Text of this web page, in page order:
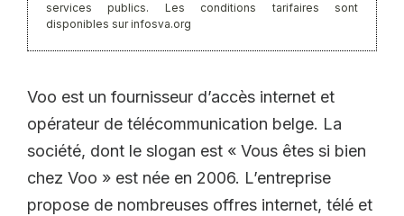
services publics. Les conditions tarifaires sont
disponibles sur infosva.org
Voo est un fournisseur d’accès internet et
opérateur de télécommunication belge. La
société, dont le slogan est « Vous êtes si bien
chez Voo » est née en 2006. L’entreprise
propose de nombreuses offres internet, télé et